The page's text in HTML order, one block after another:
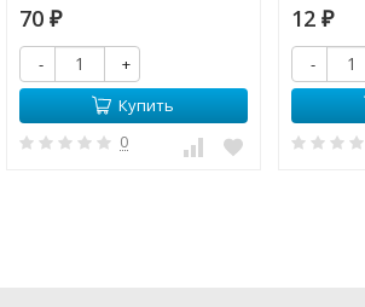
70 ₽
-
+
Купить
0
12 ₽
-